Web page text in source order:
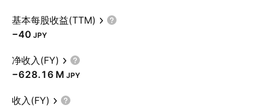
基本每股收益(TTM)
−40 JPY
净收入(FY)
‪−628.16 M‬ JPY
收入(FY)